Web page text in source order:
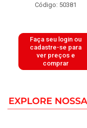
Código: 50381
Faça seu login ou
cadastre-se para
ver preços e
comprar